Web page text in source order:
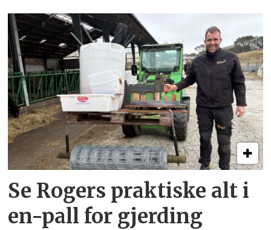
Se Rogers praktiske alt i
en-pall for gjerding